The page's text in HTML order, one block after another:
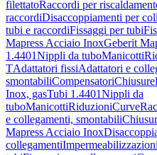
filettatoRaccordi per
raccordiDisaccoppiamenti per
tubi e raccordiFissaggi per tubi
Mapress Acciaio InoxGeberit
1.4401Nippli da tuboManicotti
TAdattatori fissiAdattatori e
smontabiliCompensatoriChiusure
Inox, gasTubi 1.4401Nippli da
tuboManicottiRiduzioniCurve
e collegamenti, smontabili
Mapress Acciaio Inox
collegamenti